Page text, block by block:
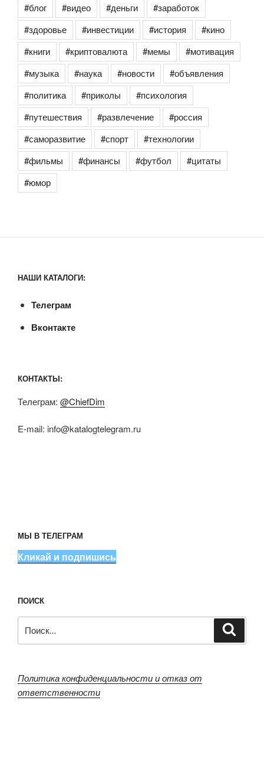
#блог
#видео #деньги
#заработок
#здоровье
#инвестиции #история
#кино
#книги
#криптовалюта #мемы
#мотивация
#музыка
#наука #новости
#объявления
#политика
#приколы
#психология
#путешествия
#развлечение
#россия
#саморазвитие
#спорт
#технологии
#фильмы
#финансы #футбол
#цитаты
#юмор
НАШИ КАТАЛОГИ:
Телеграм
Вконтакте
КОНТАКТЫ:
Телеграм: @ChiefDim
E-mail: info@katalogtelegram.ru
МЫ В ТЕЛЕГРАМ
Кликай и подпишись
ПОИСК
Политика конфиденциальности и отказ от
ответственности